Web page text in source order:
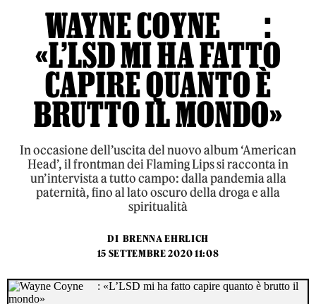
WAYNE COYNE :
«L’LSD MI HA FATTO
CAPIRE QUANTO È
BRUTTO IL MONDO»
In occasione dell’uscita del nuovo album ‘American
Head’, il frontman dei Flaming Lips si racconta in
un’intervista a tutto campo: dalla pandemia alla
paternità, fino al lato oscuro della droga e alla
spiritualità
DI BRENNA EHRLICH
15 SETTEMBRE 2020 11:08